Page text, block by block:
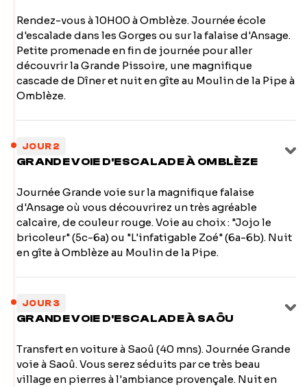
Rendez-vous à 10H00 à Omblèze. Journée école
d'escalade dans les Gorges ou sur la falaise d'Ansage.
Petite promenade en fin de journée pour aller
découvrir la Grande Pissoire, une magnifique
cascade de Dîner et nuit en gîte au Moulin de la Pipe à
Omblèze.
JOUR 2
GRANDE VOIE D'ESCALADE À OMBLÈZE
Journée Grande voie sur la magnifique falaise
d'Ansage où vous découvrirez un très agréable
calcaire, de couleur rouge. Voie au choix : "Jojo le
bricoleur" (5c-6a) ou "L'infatigable Zoé" (6a-6b). Nuit
en gîte à Omblèze au Moulin de la Pipe.
JOUR 3
GRANDE VOIE D'ESCALADE À SAÔU
Transfert en voiture à Saoû (40 mns). Journée Grande
voie à Saoû. Vous serez séduits par ce très beau
village en pierres à l'ambiance provençale. Nuit en